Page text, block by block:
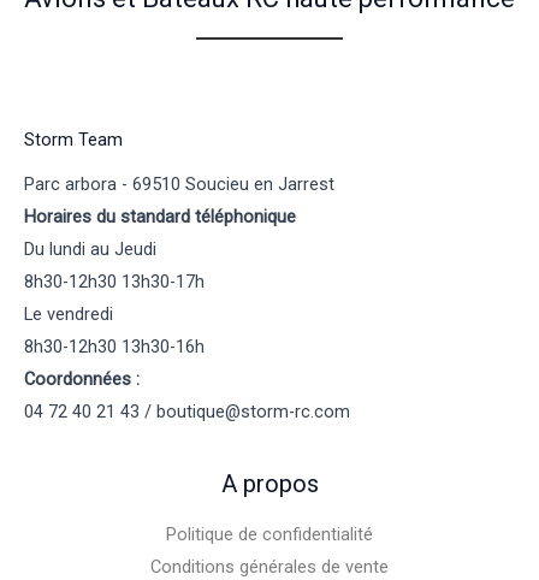
Storm Team
Parc arbora - 69510 Soucieu en Jarrest
Horaires du standard téléphonique
Du lundi au Jeudi
8h30-12h30 13h30-17h
Le vendredi
8h30-12h30 13h30-16h
Coordonnées :
04 72 40 21 43 / boutique@storm-rc.com
A propos
Politique de confidentialité
Conditions générales de vente